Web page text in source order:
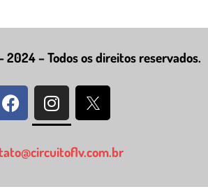
– Todos os direitos reservados.